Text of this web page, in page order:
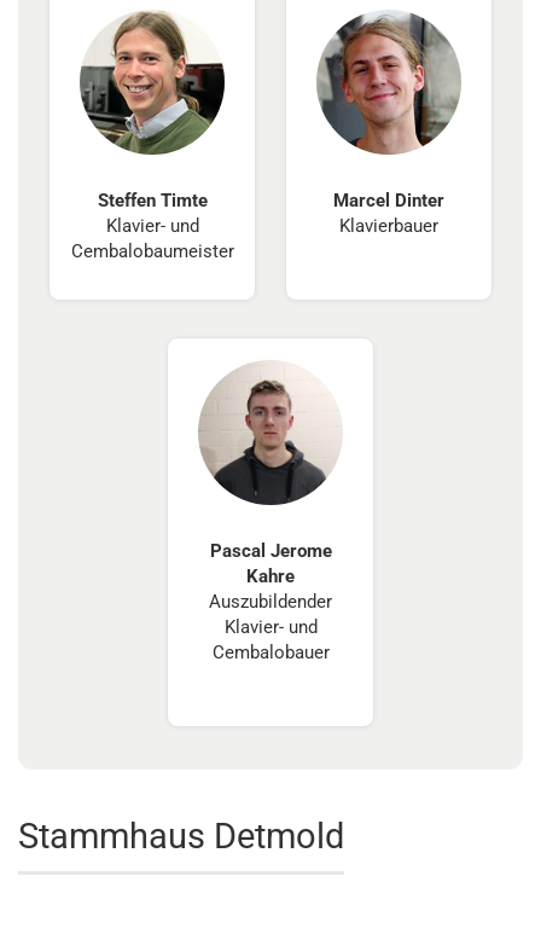
Steffen Timte
Klavier- und
Cembalobaumeister
Marcel Dinter
Klavierbauer
Pascal Jerome
Kahre
Auszubildender
Klavier- und
Cembalobauer
Stammhaus Detmold